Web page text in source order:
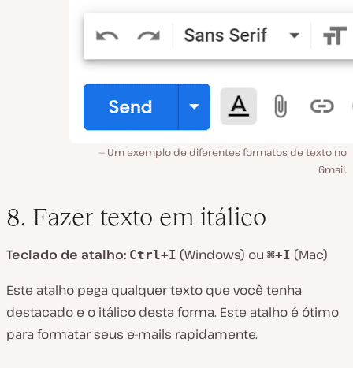
Um exemplo de diferentes formatos de texto no
Gmail.
8. Fazer texto em itálico
Teclado de atalho: Ctrl+I (Windows) ou ⌘+I (Mac)
Este atalho pega qualquer texto que você tenha
destacado e o itálico desta forma. Este atalho é ótimo
para formatar seus e-mails rapidamente.